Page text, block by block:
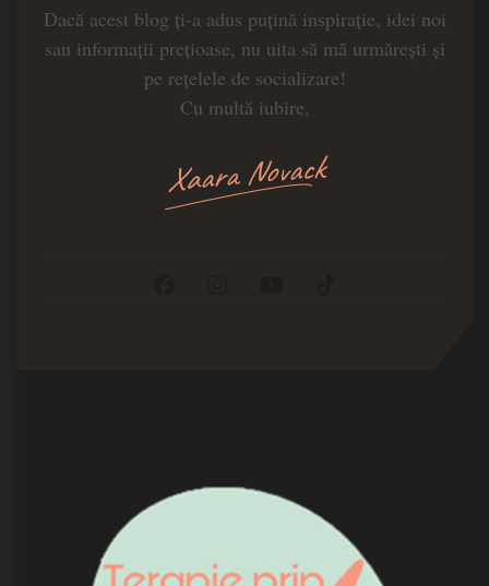
Dacă acest blog ți-a adus puțină inspirație, idei noi
sau informații prețioase, nu uita să mă urmărești și
pe rețelele de socializare!
Cu multă iubire,
Xaara Novack